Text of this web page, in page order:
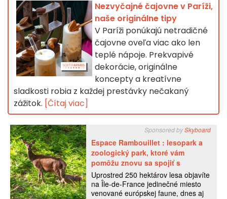
Nezvyčajné čajovne v Paríži,
naše originálne tipy
V Paríži ponúkajú netradičné
čajovne oveľa viac ako len
teplé nápoje. Prekvapivé
dekorácie, originálne
koncepty a kreatívne
sladkosti robia z každej prestávky nečakaný
zážitok. [Čítaj viac]